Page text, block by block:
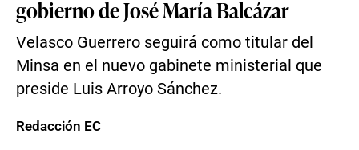
gobierno de José María Balcázar
Velasco Guerrero seguirá como titular del
Minsa en el nuevo gabinete ministerial que
preside Luis Arroyo Sánchez.
Redacción EC